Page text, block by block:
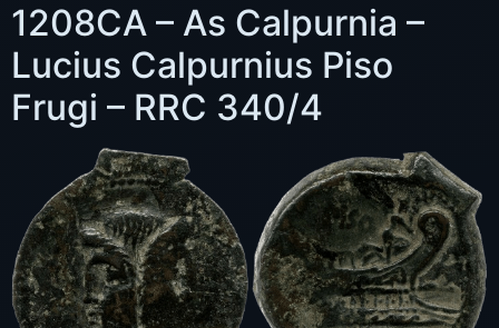
1208CA – As Calpurnia –
Lucius Calpurnius Piso
Frugi – RRC 340/4